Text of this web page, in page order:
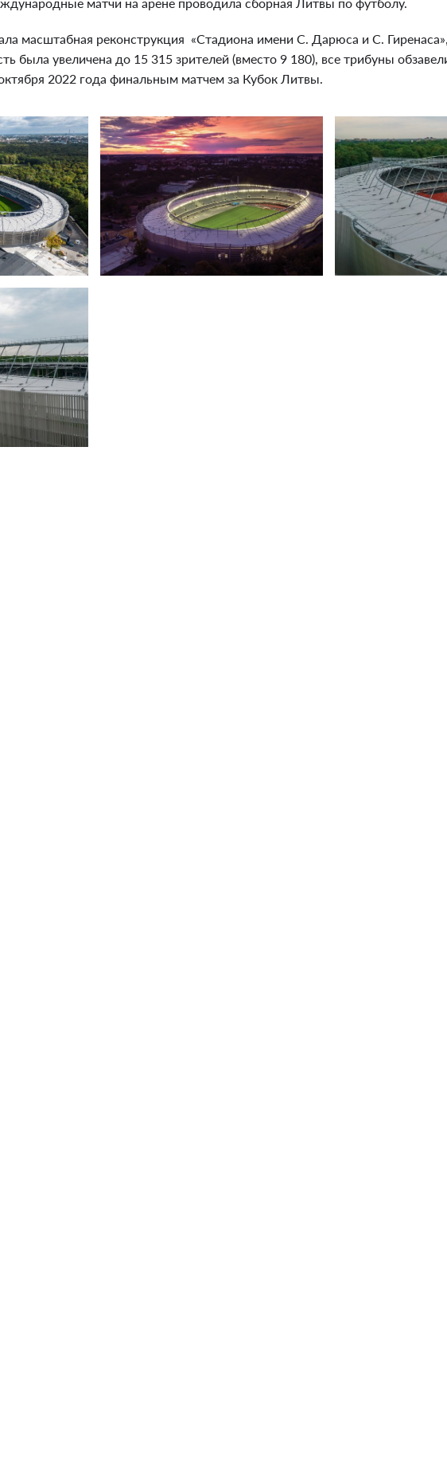
масштабная реконструкция «Стадиона имени С. Дарюса и С. Гиренаса»,
была увеличена до 15 315 зрителей (вместо 9 180), все трибуны
2022 года финальным матчем за Кубок Литвы.